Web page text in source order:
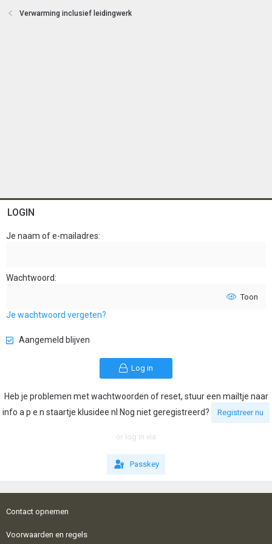
Verwarming inclusief leidingwerk
LOGIN
Je naam of e-mailadres
Wachtwoord
Toon
Je wachtwoord vergeten?
Aangemeld blijven
Log in
Heb je problemen met wachtwoorden of reset, stuur een mailtje naar
info a p e n staartje klusidee nl Nog niet geregistreerd?
Registreer nu
or log in via
Passkey
Contact opnemen
Voorwaarden en regels